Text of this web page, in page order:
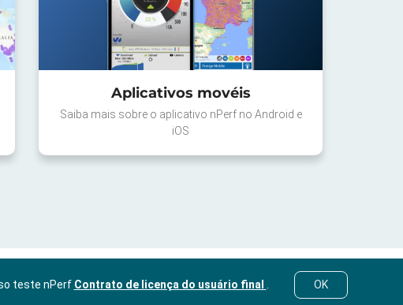
Aplicativos movéis
Saiba mais sobre o aplicativo nPerf no Android e
iOS
teste nPerf Contrato de licença do usuário final OK